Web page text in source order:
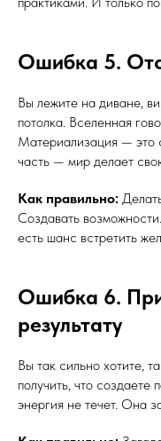
Ошибка 5.
Вы лежите на диване,
потолка. Вселенная
Материализация — это
часть — мир делает
Как правильно:
Создавать
есть шанс встретить
Ошибка 6.
результату
Вы так сильно хотите,
получить, что
энергия не течет. Она